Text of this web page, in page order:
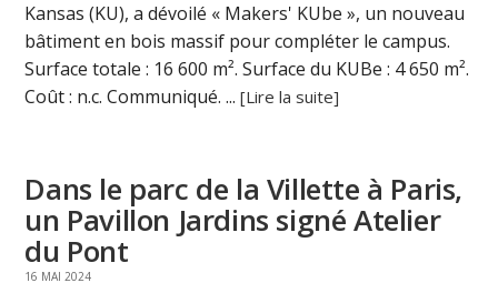
Kansas (KU), a dévoilé « Makers' KUbe », un nouveau
bâtiment en bois massif pour compléter le campus.
Surface totale : 16 600 m². Surface du KUBe : 4 650 m².
Coût : n.c. Communiqué. ...[Lire la suite]
Dans le parc de la Villette à Paris,
un Pavillon Jardins signé Atelier
du Pont
16 MAI 2024